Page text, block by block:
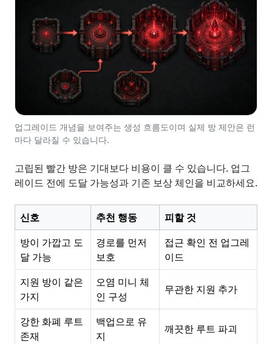
업그레이드 개념을 보여주는 생성 흐름도이며 실제 방 제안은 런
마다 달라질 수 있습니다.
고립된 빨간 방은 기대보다 비용이 클 수 있습니다. 업그
레이드 전에 도달 가능성과 기존 보상 체인을 비교하세요.
신호 추천 행동
피할 것
방이 가깝고 도
달 가능
경로를 먼저
보호
접근 확인 전 업그레
이드
지원 방이 같은
가지
오염 미니 체
인 구성
무관한 지원 추가
강한 화폐 루트
존재
백업으로 유
지
깨끗한 루트 파괴